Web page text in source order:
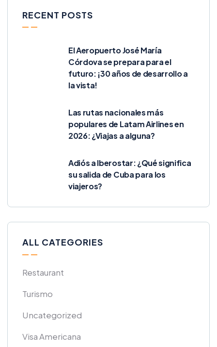
RECENT POSTS
El Aeropuerto José María
Córdova se prepara para el
futuro: ¡30 años de desarrollo a
la vista!
Las rutas nacionales más
populares de Latam Airlines en
2026: ¿Viajas a alguna?
Adiós a Iberostar: ¿Qué significa
su salida de Cuba para los
viajeros?
ALL CATEGORIES
Restaurant
Turismo
Uncategorized
Visa Americana